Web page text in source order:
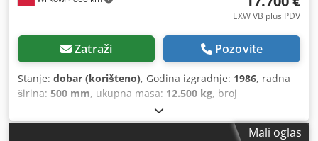
EXW VB plus PDV
Zatraži Pozovite
Stanje: dobar (korišteno), Godina izgradnje: 1986, radna
širina: 500 mm, ukupna masa: 12.500 kg, broj
Mali oglas